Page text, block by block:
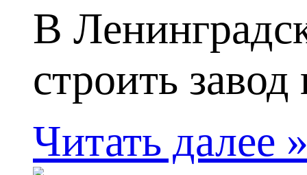
В
строить
Читать далее